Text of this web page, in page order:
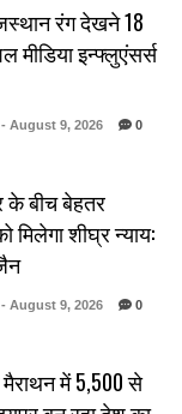
रंग देखने 18
मीडिया इन्फ्लुएंसर्स
- August 9, 2026 0
के बीच बेहतर
मिलेगा शीघ्र न्याय:
- August 9, 2026 0
मैराथन में 5,500 से